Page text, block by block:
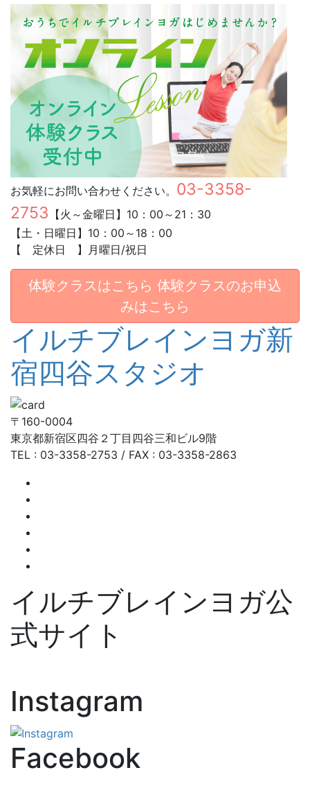
お気軽にお問い合わせください。 03-3358-
2753 【火～金曜日】10：00～21：30
【土・日曜日】10：00～18：00
【 定休日 】月曜日/祝日
体験クラスはこちら 体験クラスのお申込
みはこちら
イルチブレインヨガ新
宿四谷スタジオ
〒160-0004
東京都新宿区四谷２丁目四谷三和ビル9階
TEL : 03-3358-2753 / FAX : 03-3358-2863
イルチブレインヨガ公
式サイト
Instagram
Facebook